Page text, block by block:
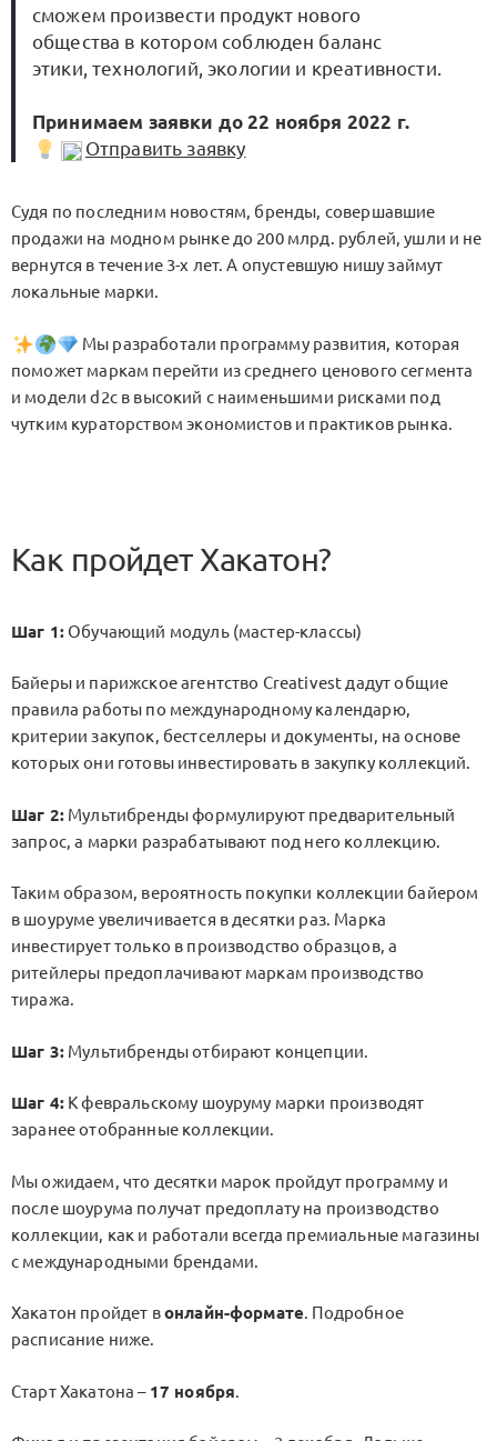
сможем произвести продукт нового
общества в котором соблюден баланс
этики, технологий, экологии и креативности.
Принимаем заявки до 22 ноября 2022 г.
Отправить заявку
Судя по последним новостям, бренды, совершавшие
продажи на модном рынке до 200 млрд. рублей, ушли и не
вернутся в течение 3-х лет. А опустевшую нишу займут
локальные марки.
Мы разработали программу развития, которая
поможет маркам перейти из среднего ценового сегмента
и модели d2c в высокий с наименьшими рисками под
чутким кураторством экономистов и практиков рынка.
Как пройдет Хакатон?
Шаг 1:Обучающий модуль (мастер-классы)
Байеры и парижское агентство Creativest дадут общие
правила работы по международному календарю,
критерии закупок, бестселлеры и документы, на основе
которых они готовы инвестировать в закупку коллекций.
Шаг 2:Мультибренды формулируют предварительный
запрос, а марки разрабатывают под него коллекцию.
Таким образом, вероятность покупки коллекции байером
в шоуруме увеличивается в десятки раз. Марка
инвестирует только в производство образцов, а
ритейлеры предоплачивают маркам производство
тиража.
Шаг 3:Мультибренды отбирают концепции.
Шаг 4:К февральскому шоуруму марки производят
заранее отобранные коллекции.
Мы ожидаем, что десятки марок пройдут программу и
после шоурума получат предоплату на производство
коллекции, как и работали всегда премиальные магазины
с международными брендами.
Хакатон пройдет вонлайн-формате. Подробное
расписание ниже.
Старт Хакатона – 17 ноября.